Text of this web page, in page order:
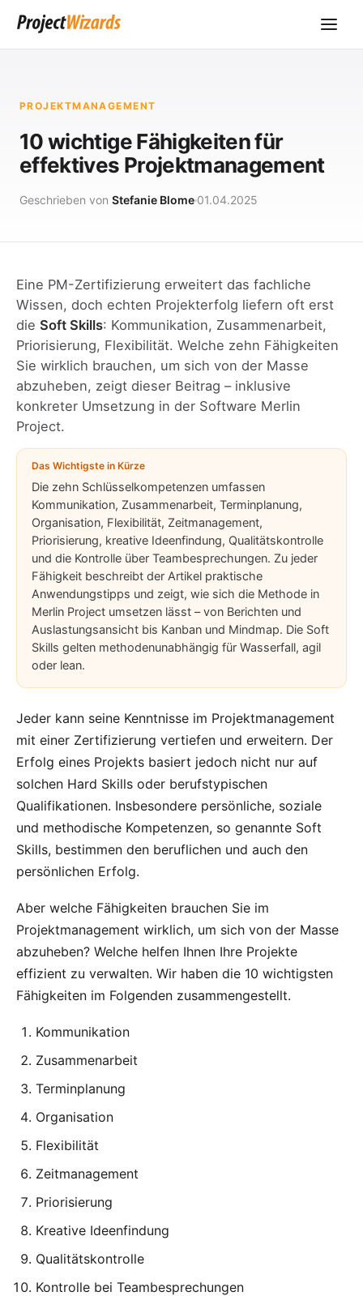
PROJEKTMANAGEMENT
10 wichtige Fähigkeiten für
effektives Projektmanagement
Geschrieben von Stefanie Blome 01.04.2025
Eine PM-Zertifizierung erweitert das fachliche
Wissen, doch echten Projekterfolg liefern oft erst
die Soft Skills: Kommunikation, Zusammenarbeit,
Priorisierung, Flexibilität. Welche zehn Fähigkeiten
Sie wirklich brauchen, um sich von der Masse
abzuheben, zeigt dieser Beitrag – inklusive
konkreter Umsetzung in der Software Merlin
Project.
Das Wichtigste in Kürze
Die zehn Schlüsselkompetenzen umfassen
Kommunikation, Zusammenarbeit, Terminplanung,
Organisation, Flexibilität, Zeitmanagement,
Priorisierung, kreative Ideenfindung, Qualitätskontrolle
und die Kontrolle über Teambesprechungen. Zu jeder
Fähigkeit beschreibt der Artikel praktische
Anwendungstipps und zeigt, wie sich die Methode in
Merlin Project umsetzen lässt – von Berichten und
Auslastungsansicht bis Kanban und Mindmap. Die Soft
Skills gelten methodenunabhängig für Wasserfall, agil
oder lean.
Jeder kann seine Kenntnisse im Projektmanagement
mit einer Zertifizierung vertiefen und erweitern. Der
Erfolg eines Projekts basiert jedoch nicht nur auf
solchen Hard Skills oder berufstypischen
Qualifikationen. Insbesondere persönliche, soziale
und methodische Kompetenzen, so genannte Soft
Skills, bestimmen den beruflichen und auch den
persönlichen Erfolg.
Aber welche Fähigkeiten brauchen Sie im
Projektmanagement wirklich, um sich von der Masse
abzuheben? Welche helfen Ihnen Ihre Projekte
effizient zu verwalten. Wir haben die 10 wichtigsten
Fähigkeiten im Folgenden zusammengestellt.
Kommunikation
Zusammenarbeit
Terminplanung
Organisation
Flexibilität
Zeitmanagement
Priorisierung
Kreative Ideenfindung
Qualitätskontrolle
Kontrolle bei Teambesprechungen